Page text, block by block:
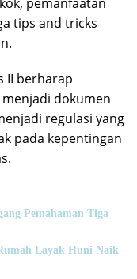
tips and tricks
II berharap
dokumen
regulasi yang
pada kepentingan
Pemahaman Tiga
Layak Huni Naik